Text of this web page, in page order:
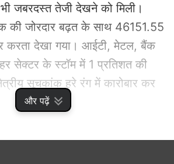
और पढ़ें
जबरदस्त तेजी देखने को मिली।
की जोरदार बढ़त के साथ 46151.55
करता देखा गया। आईटी, मेटल, बैंक
सेक्टर के स्टॉम में 1 प्रतिशत की
सूचकांक हरे रंग में कारोबार कर